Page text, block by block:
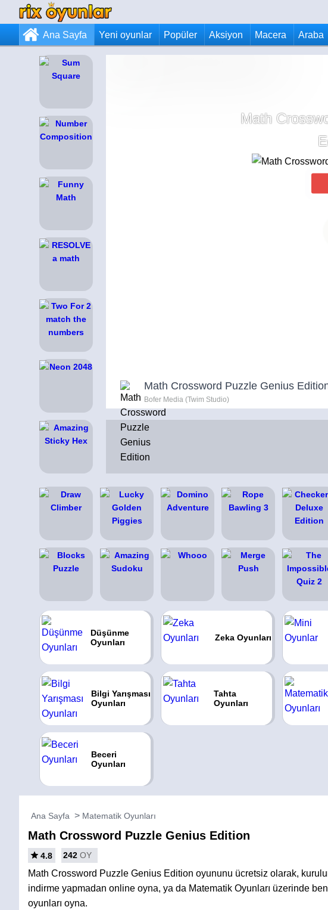
Ana Sayfa Yeni oyunlar Popüler Aksiyon Macera Araba
Math
Math Crossword Puzzle Genius
Bofer Media (Twim Studio)
Düşünme
Oyunları
Zeka Oyunları
Bilgi Yarışması
Oyunları
Tahta
Oyunları
Beceri
Oyunları
Ana Sayfa Matematik Oyunları
Math Crossword Puzzle Genius Edition
4.8 242 OY
Math Crossword Puzzle Genius Edition oyununu ücretsiz olarak,
indirme yapmadan online oyna, ya da Matematik Oyunları üzerinde
oyunları oyna.